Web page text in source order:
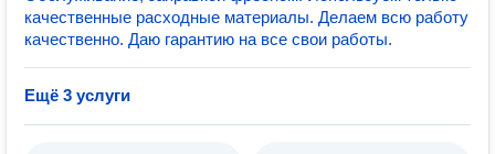
качественные расходные материалы. Делаем всю работу
качественно. Даю гарантию на все свои работы.
Ещё 3 услуги